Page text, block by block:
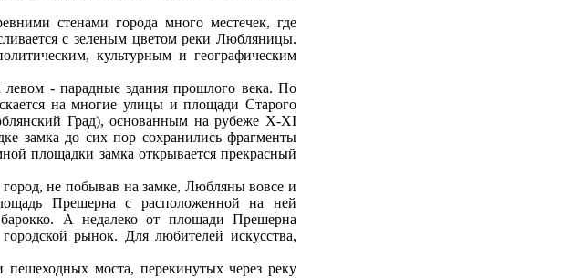
стенами города много местечек, где
с зеленым цветом реки Любляницы.
культурным и географическим
- парадные здания прошлого века. По
на многие улицы и площади Старого
Град), основанным на рубеже Х-ХI
замка до сих пор сохранились фрагменты
площадки замка открывается прекрасный
город, не побывав на замке, Любляны вовсе и
Прешерна с расположенной на ней
А недалеко от площади Прешерна
рынок. Для любителей искусства,
моста, перекинутых через реку